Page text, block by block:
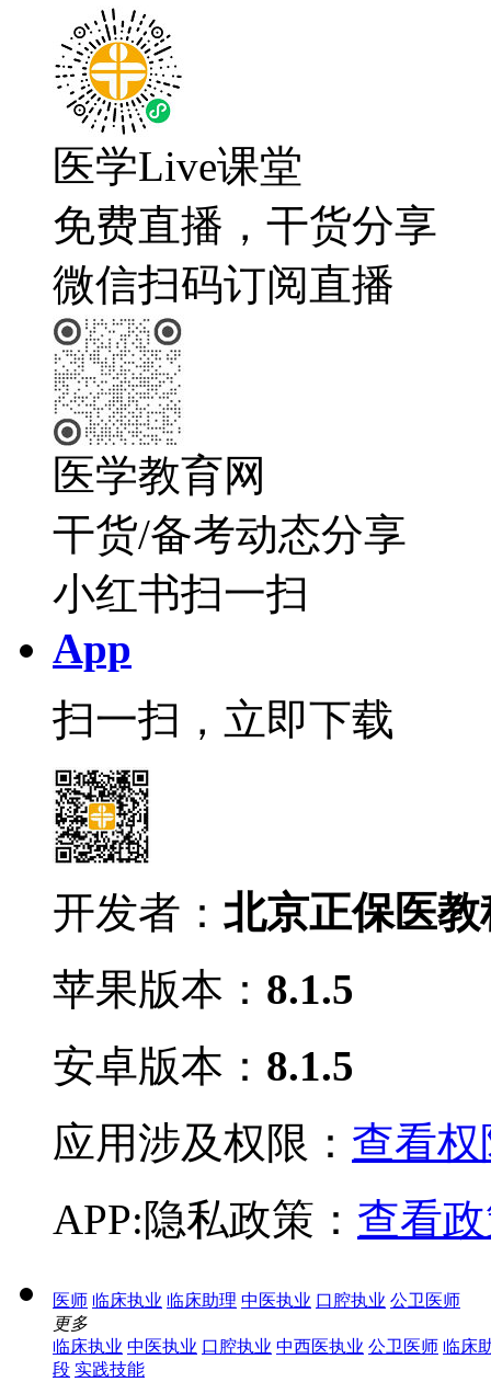
医学Live课堂
免费直播，干货分享
微信扫码订阅直播
医学教育网
干货/备考动态分享
小红书扫一扫
App
扫一扫，立即下载
开发者： 北京正保医
苹果版本： 8.1.5
安卓版本： 8.1.5
应用涉及权限： 查看权
APP:隐私政策： 查看
医师 临床执业 临床助理 中医执业 口腔执业 公卫医师
更多
临床执业 中医执业 口腔执业 中西医执业 公卫医师 临床
段 实践技能